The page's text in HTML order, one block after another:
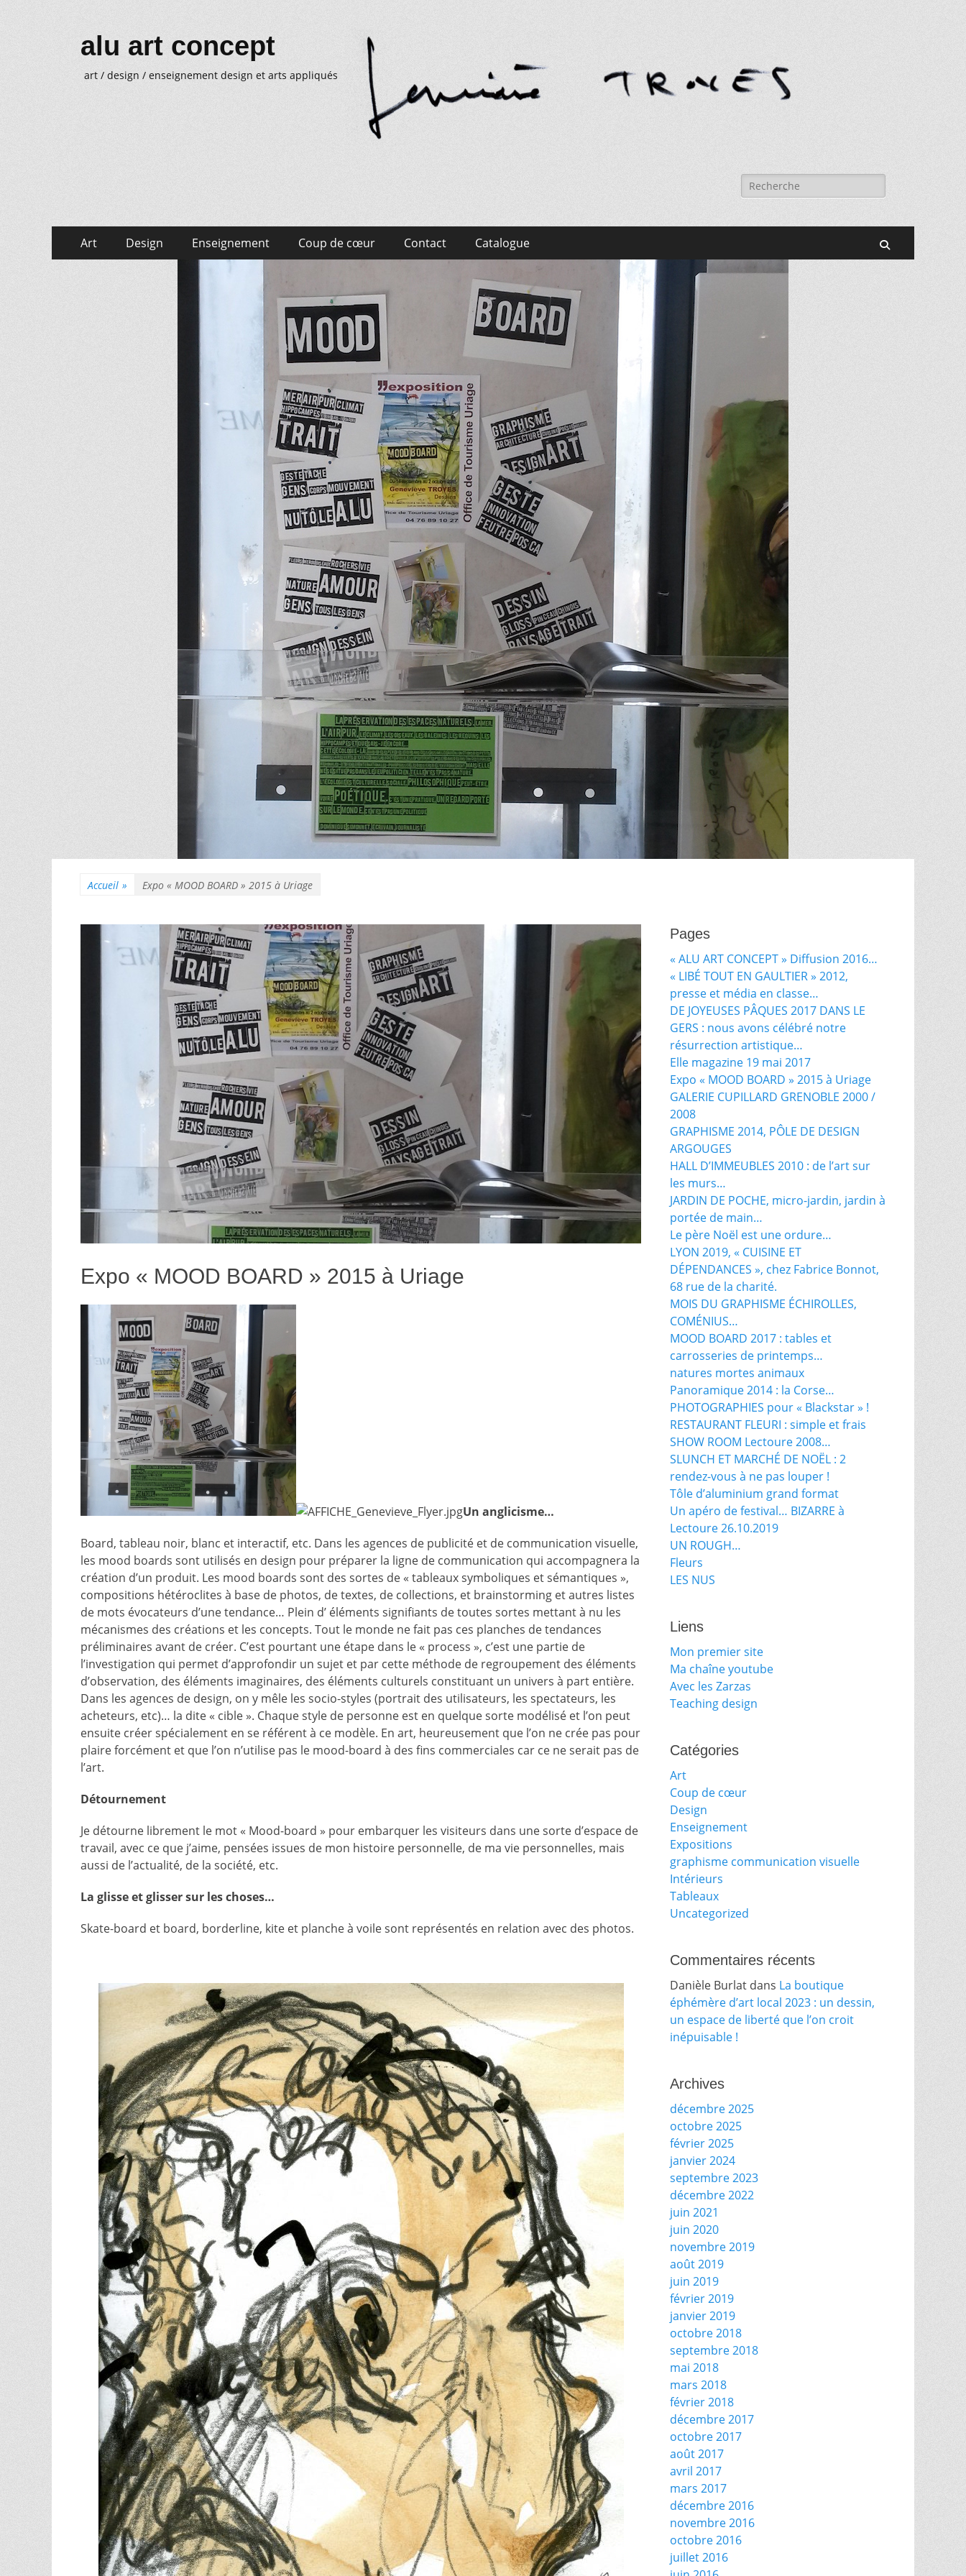
alu art concept
art / design / enseignement design et arts appliqués
Rechercher :
Menu
principal
Art Design Enseignement Coup de cœur Contact Catalogue
Accueil » Expo « MOOD BOARD » 2015 à Uriage
Expo « MOOD BOARD » 2015 à Uriage
Un anglicisme…
Board, tableau noir, blanc et interactif, etc. Dans les agences de publicité et de communication visuelle,
les mood boards sont utilisés en design pour préparer la ligne de communication qui accompagnera la
création d’un produit. Les mood boards sont des sortes de « tableaux symboliques et sémantiques »,
compositions hétéroclites à base de photos, de textes, de collections, et brainstorming et autres listes
de mots évocateurs d’une tendance… Plein d’ éléments signifiants de toutes sortes mettant à nu les
mécanismes des créations et les concepts. Tout le monde ne fait pas ces planches de tendances
préliminaires avant de créer. C’est pourtant une étape dans le « process », c’est une partie de
l’investigation qui permet d’approfondir un sujet et par cette méthode de regroupement des éléments
d’observation, des éléments imaginaires, des éléments culturels constituant un univers à part entière.
Dans les agences de design, on y mêle les socio-styles (portrait des utilisateurs, les spectateurs, les
acheteurs, etc)… la dite « cible ». Chaque style de personne est en quelque sorte modélisé et l’on peut
ensuite créer spécialement en se référent à ce modèle. En art, heureusement que l’on ne crée pas pour
plaire forcément et que l’on n’utilise pas le mood-board à des fins commerciales car ce ne serait pas de
l’art.
Détournement
Je détourne librement le mot « Mood-board » pour embarquer les visiteurs dans une sorte d’espace de
travail, avec ce que j’aime, pensées issues de mon histoire personnelle, de ma vie personnelles, mais
aussi de l’actualité, de la société, etc.
La glisse et glisser sur les choses…
Skate-board et board, borderline, kite et planche à voile sont représentés en relation avec des photos.
Pages
« ALU ART CONCEPT » Diffusion 2016…
« LIBÉ TOUT EN GAULTIER » 2012,
presse et média en classe…
DE JOYEUSES PÂQUES 2017 DANS LE
GERS : nous avons célébré notre
résurrection artistique…
Elle magazine 19 mai 2017
Expo « MOOD BOARD » 2015 à Uriage
GALERIE CUPILLARD GRENOBLE 2000 /
2008
GRAPHISME 2014, PÔLE DE DESIGN
ARGOUGES
HALL D’IMMEUBLES 2010 : de l’art sur
les murs…
JARDIN DE POCHE, micro-jardin, jardin à
portée de main…
Le père Noël est une ordure…
LYON 2019, « CUISINE ET
DÉPENDANCES », chez Fabrice Bonnot,
68 rue de la charité.
MOIS DU GRAPHISME ÉCHIROLLES,
COMÉNIUS…
MOOD BOARD 2017 : tables et
carrosseries de printemps…
natures mortes animaux
Panoramique 2014 : la Corse…
PHOTOGRAPHIES pour « Blackstar » !
RESTAURANT FLEURI : simple et frais
SHOW ROOM Lectoure 2008…
SLUNCH ET MARCHÉ DE NOËL : 2
rendez-vous à ne pas louper !
Tôle d’aluminium grand format
Un apéro de festival… BIZARRE à
Lectoure 26.10.2019
UN ROUGH…
Fleurs
LES NUS
Liens
Mon premier site
Ma chaîne youtube
Avec les Zarzas
Teaching design
Catégories
Art
Coup de cœur
Design
Enseignement
Expositions
graphisme communication visuelle
Intérieurs
Tableaux
Uncategorized
Commentaires récents
Danièle Burlat dans La boutique
éphémère d’art local 2023 : un dessin,
un espace de liberté que l’on croit
inépuisable !
Archives
décembre 2025
octobre 2025
février 2025
janvier 2024
septembre 2023
décembre 2022
juin 2021
juin 2020
novembre 2019
août 2019
juin 2019
février 2019
janvier 2019
octobre 2018
septembre 2018
mai 2018
mars 2018
février 2018
décembre 2017
octobre 2017
août 2017
avril 2017
mars 2017
décembre 2016
novembre 2016
octobre 2016
juillet 2016